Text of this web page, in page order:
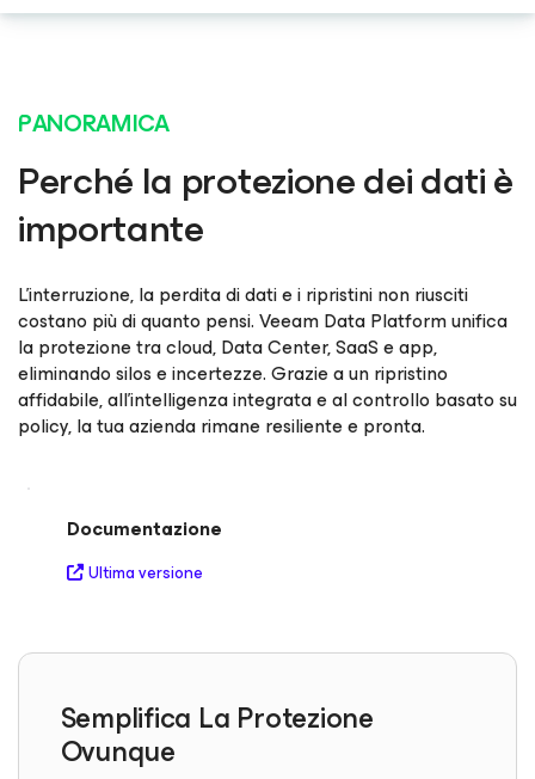
PANORAMICA
Perché la protezione dei dati è
importante
L’interruzione, la perdita di dati e i ripristini non riusciti
costano più di quanto pensi. Veeam Data Platform unifica
la protezione tra cloud, Data Center, SaaS e app,
eliminando silos e incertezze. Grazie a un ripristino
affidabile, all'intelligenza integrata e al controllo basato su
policy, la tua azienda rimane resiliente e pronta.
Documentazione
Ultima versione
Semplifica La Protezione
Ovunque